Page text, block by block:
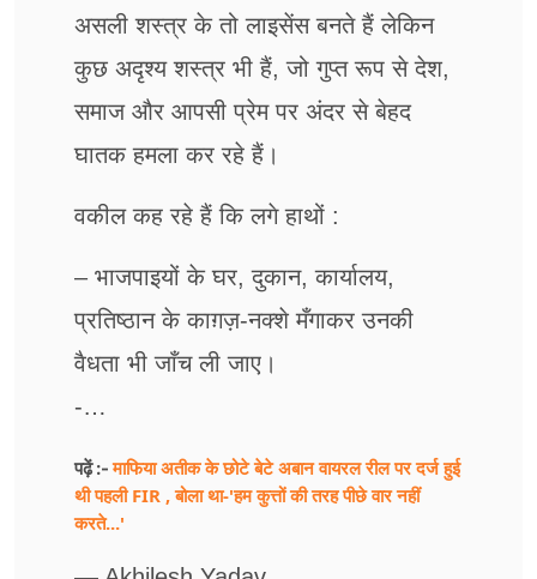
असली शस्त्र के तो लाइसेंस बनते हैं लेकिन
कुछ अदृश्य शस्त्र भी हैं, जो गुप्त रूप से देश,
समाज और आपसी प्रेम पर अंदर से बेहद
घातक हमला कर रहे हैं।
वकील कह रहे हैं कि लगे हाथों :
– भाजपाइयों के घर, दुकान, कार्यालय,
प्रतिष्ठान के काग़ज़-नक्शे मँगाकर उनकी
वैधता भी जाँच ली जाए।
-…
पढ़ें :-माफिया अतीक के छोटे बेटे अबान वायरल रील पर दर्ज हुई
थी पहली FIR , बोला था-'हम कुत्तों की तरह पीछे वार नहीं
करते...'